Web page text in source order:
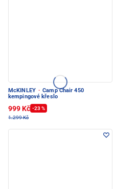
McKINLEY · Camp Chair 450
kempingové křeslo
999 Kč -23 %
1.299 Kč